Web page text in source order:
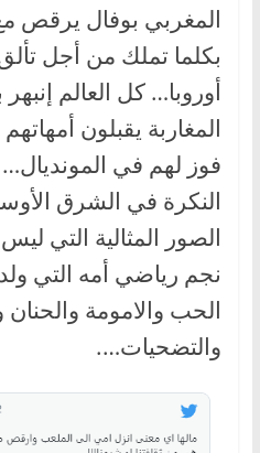
المغربي بوفال يرقص
بكلما تملك من أجل
أوروبا… كل العالم
المغاربة يقبلون
فوز لهم في
النكرة في الشرق
الصور المثالية التي
نجم رياضي أمه التي
الحب والامومة والحنان
والتضحيات….